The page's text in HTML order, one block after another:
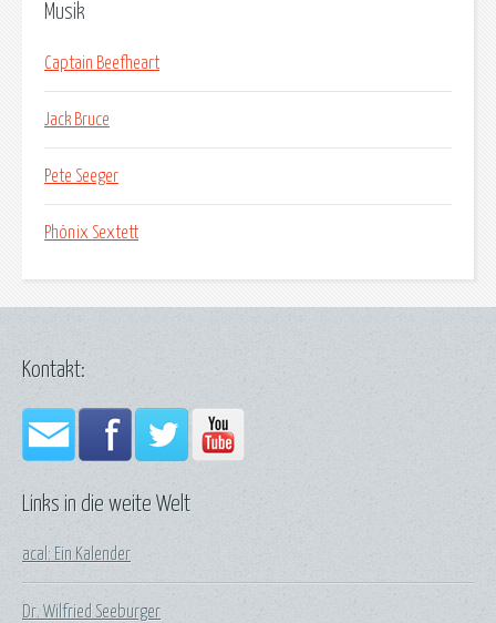
Musik
Captain Beefheart
Jack Bruce
Pete Seeger
Phönix Sextett
Links in die weite Welt
acal: Ein Kalender
Dr. Wilfried Seeburger
Kontakt: